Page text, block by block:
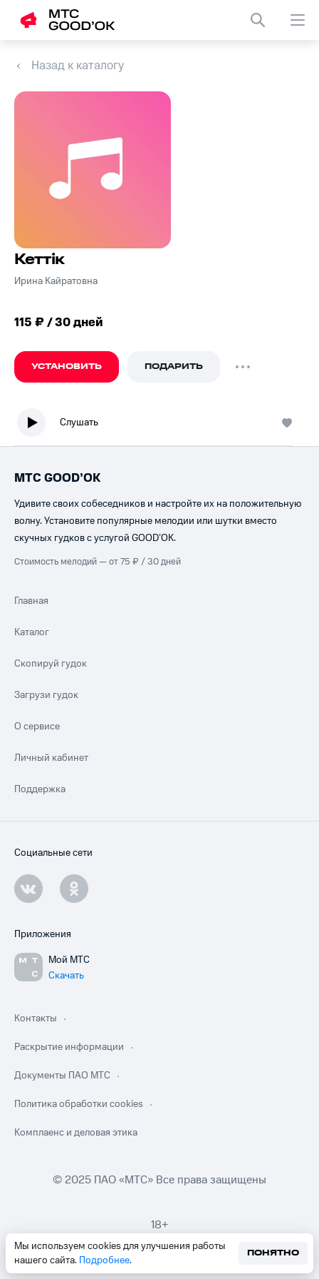
Назад к каталогу
Кеттiк
Ирина Кайратовна
115 ₽ / 30 дней
УСТАНОВИТЬ ПОДАРИТЬ
Слушать
Мы используем cookies для улучшения работы
нашего сайта. Подробнее.
ПОНЯТНО
МТС GOOD’OK
Удивите своих собеседников и настройте их на положительную
волну. Установите популярные мелодии или шутки вместо
скучных гудков с услугой GOOD’OK.
Стоимость мелодий — от 75 ₽ / 30 дней
Главная
Каталог
Скопируй гудок
Загрузи гудок
О сервисе
Личный кабинет
Поддержка
Социальные сети
Приложения
Мой МТС
Скачать
Контакты
Раскрытие информации
Документы ПАО МТС
Политика обработки cookies
Комплаенс и деловая этика
© 2025 ПАО «МТС» Все права защищены
18+